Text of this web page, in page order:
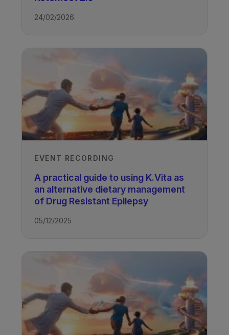
24/02/2026
EVENT RECORDING
A practical guide to using K.Vita as
an alternative dietary management
of Drug Resistant Epilepsy
05/12/2025